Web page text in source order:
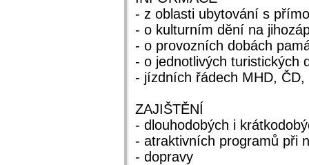
- z oblasti ubytování s
- o kulturním dění na
- o provozních dobách
- o jednotlivých turistických
- jízdních řádech MHD, ČD,
ZAJIŠTĚNÍ
- dlouhodobých i
- atraktivních programů při
- dopravy